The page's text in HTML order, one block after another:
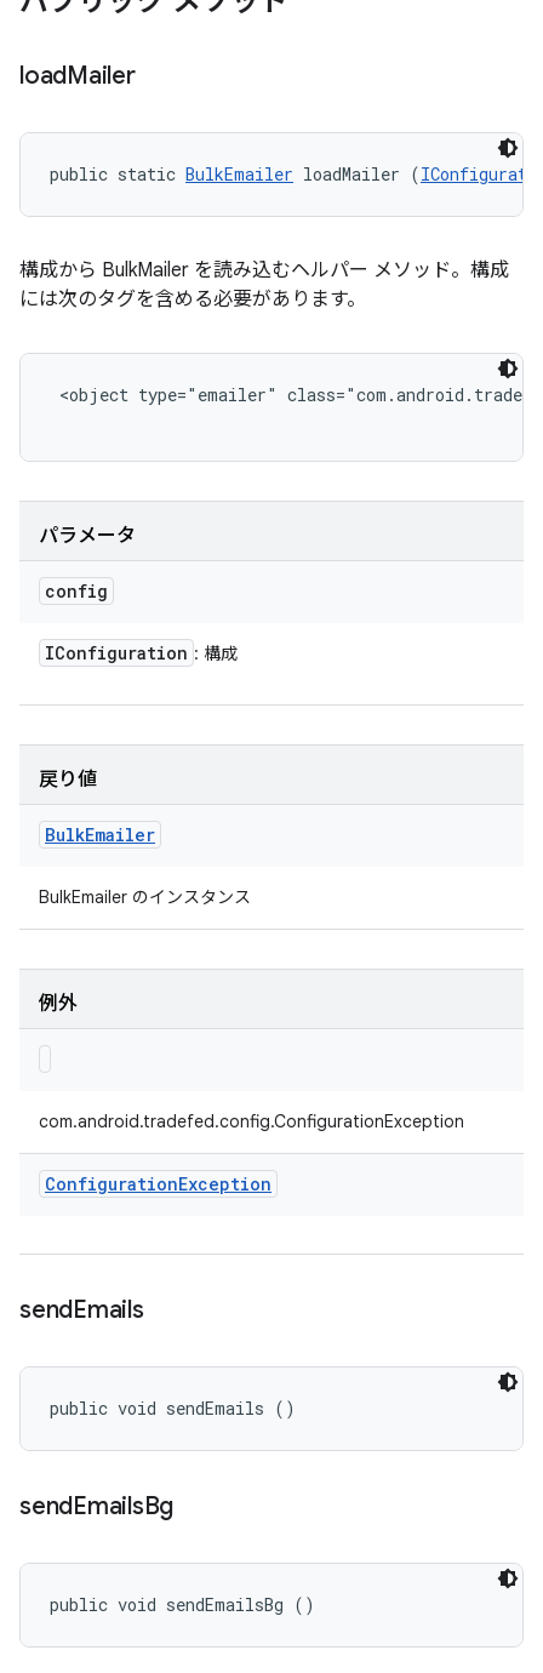
loadMailer
public static BulkEmailer loadMailer (
構成から BulkMailer を読み込むヘルパー メソッド。構成
には次のタグを含める必要があります。
<object type="emailer"
パラメータ
config
IConfiguration : 構成
戻り値
BulkEmailer
BulkEmailer のインスタンス
例外
com.android.tradefed.config.ConfigurationException
ConfigurationException
sendEmails
public void sendEmails ()
sendEmailsBg
public void sendEmailsBg ()